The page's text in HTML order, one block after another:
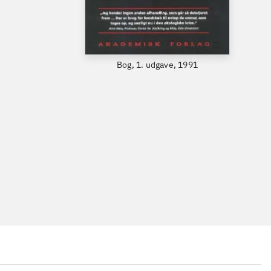
Bog, 1. udgave, 1991